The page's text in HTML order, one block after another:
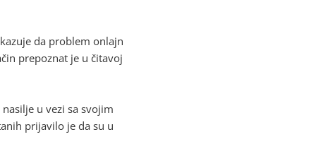
da problem onlajn
prepoznat je u čitavoj
u vezi sa svojim
prijavilo je da su u